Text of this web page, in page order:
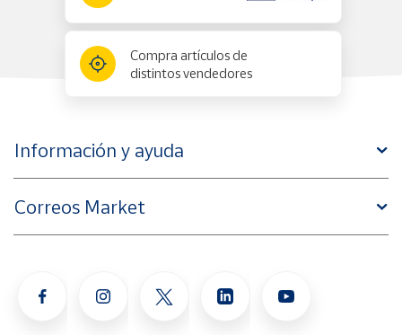
Compra artículos de
distintos vendedores
Información y ayuda
Correos Market